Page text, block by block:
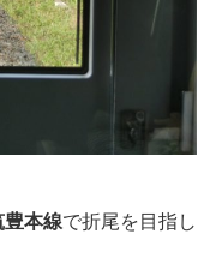
豊本線で折尾を目指し